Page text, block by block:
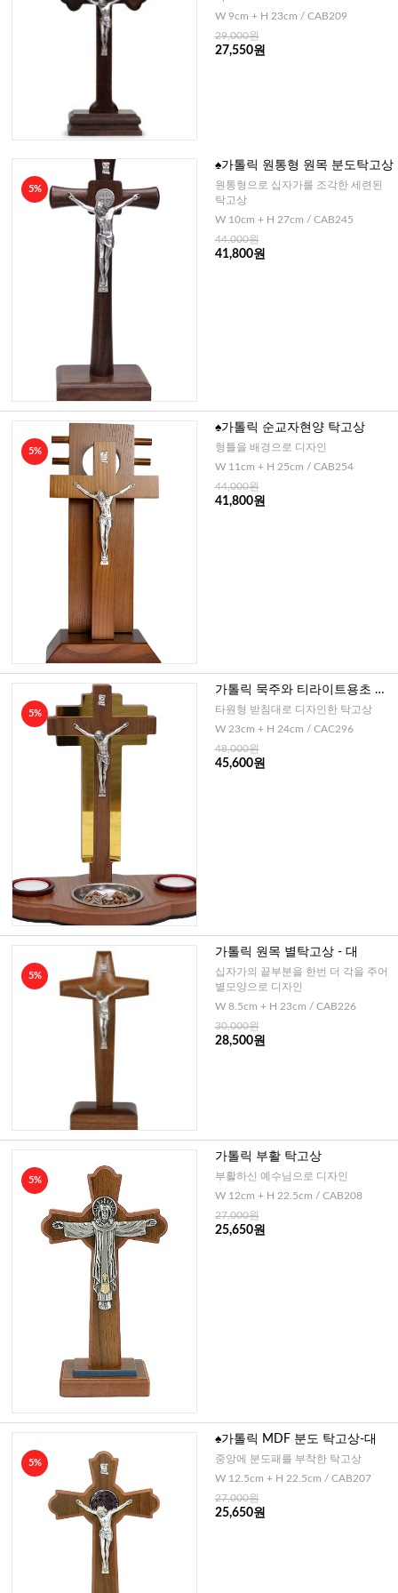
W 9cm + H 23cm / CAB209
29,000원
27,550원
5%
♠가톨릭 원통형 원목 분도탁고상
원통형으로 십자가를 조각한 세련된
탁고상
W 10cm + H 27cm / CAB245
44,000원
41,800원
5%
♠가톨릭 순교자현양 탁고상
형틀을 배경으로 디자인
W 11cm + H 25cm / CAB254
44,000원
41,800원
5%
가톨릭 묵주와 티라이트용초 받
침대 탁고상
타원형 받침대로 디자인한 탁고상
W 23cm + H 24cm / CAC296
48,000원
45,600원
5%
가톨릭 원목 별탁고상 - 대
십자가의 끝부분을 한번 더 각을 주어
별모양으로 디자인
W 8.5cm + H 23cm / CAB226
30,000원
28,500원
5%
가톨릭 부활 탁고상
부활하신 예수님으로 디자인
W 12cm + H 22.5cm / CAB208
27,000원
25,650원
5%
♠가톨릭 MDF 분도 탁고상-대
중앙에 분도패를 부착한 탁고상
W 12.5cm + H 22.5cm / CAB207
27,000원
25,650원